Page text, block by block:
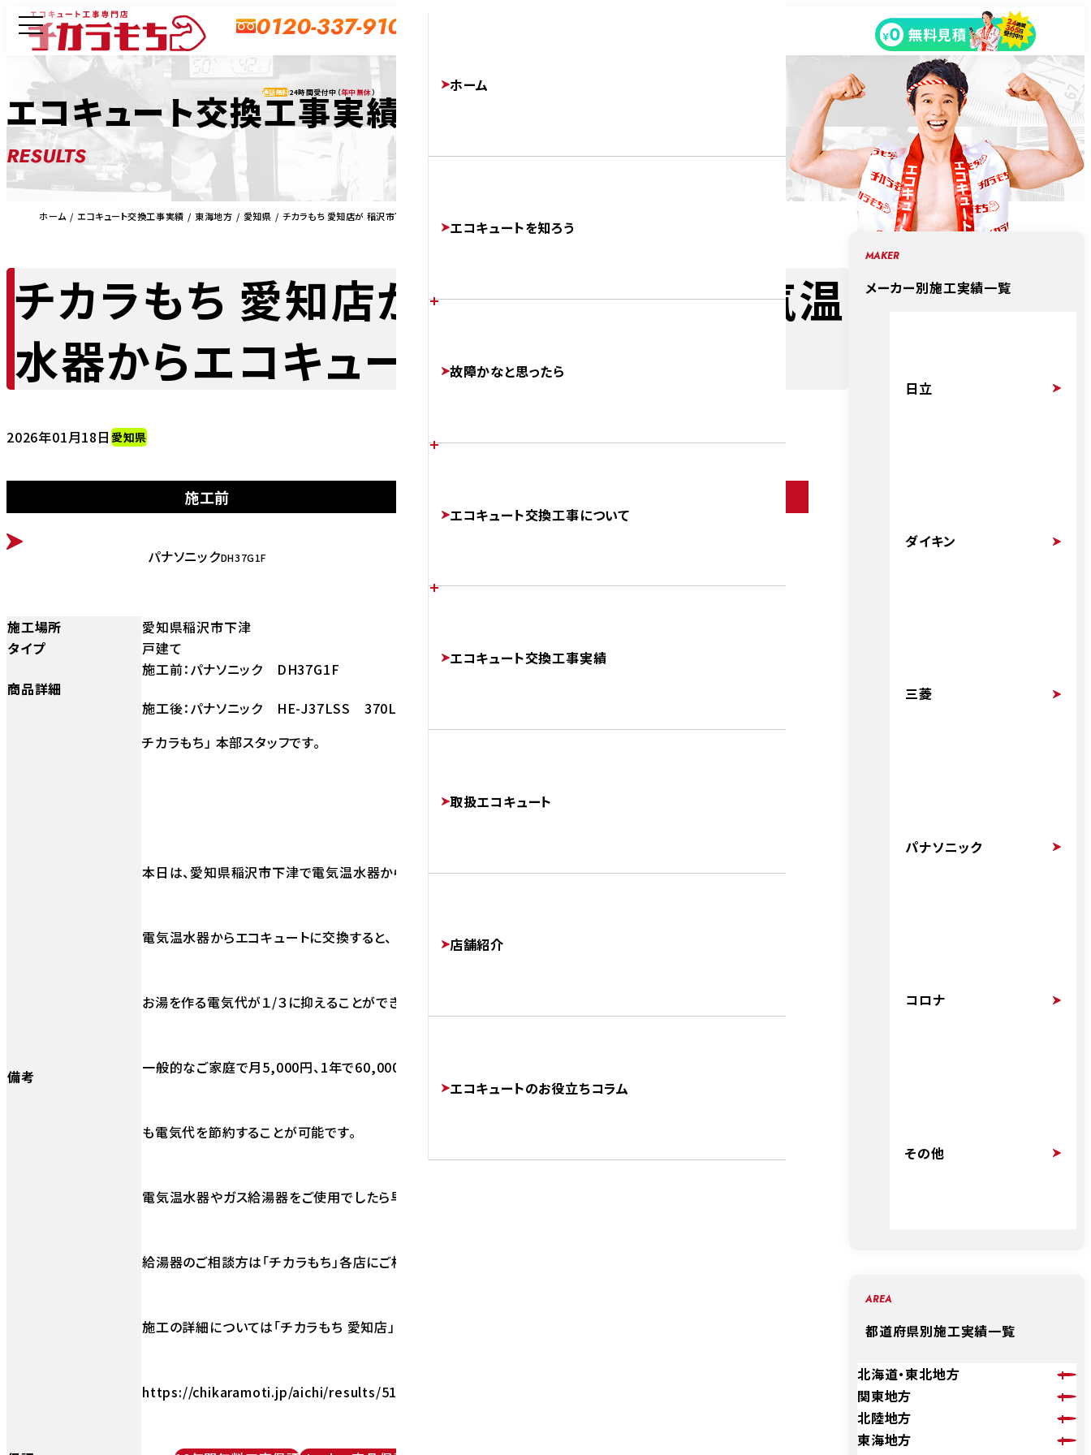
0120-337-910
通話無料24時間受付中（年中無休） ホーム
エコキュートを知ろう
CHOOSE
故障かなと思ったら
BETTER
エコキュート交換工事について
FLOW
エコキュート交換工事実績
取扱エコキュート
店舗紹介
エコキュートのお役立ちコラム
エコキュート交換工事実績
RESULTS
ホーム エコキュート交換工事実績 東海地方 愛知県 チカラもち 愛知店が 稲沢市下津で電気温水器からエコキュートに交換
チカラもち 愛知店が 稲沢市下津で電気温
水器からエコキュートに交換
2026年01月18日 愛知県
施工前
BEFOREパナソニックDH37G1F
施工場所
愛知県稲沢市下津
タイプ
戸建て
商品詳細
施工前：パナソニック DH37G1F
施工後：パナソニック HE-J37LSS 370L 角型
備考
チカラもち」 本部スタッフです。
本日は、愛知県稲沢市下津で電気温水器からエコキュートへ交換致しました。
電気温水器からエコキュートに交換すると、
お湯を作る電気代が１/３に抑えることができます。
一般的なご家庭で月5,000円、1年で60,000円、10年で600,000円
も電気代を節約することが可能です。
電気温水器やガス給湯器をご使用でしたら早めのご交換をお勧め致します。
給湯器のご相談方は「チカラもち」各店にご相談ください。
施工の詳細については「チカラもち 愛知店」の施工事例を参照ください。
https://chikaramoti.jp/aichi/results/5136/
MAKER
メーカー別施工実績一覧
日立
ダイキン
三菱
パナソニック
コロナ
その他
AREA
都道府県別施工実績一覧
北海道・東北地方
関東地方
北陸地方
東海地方